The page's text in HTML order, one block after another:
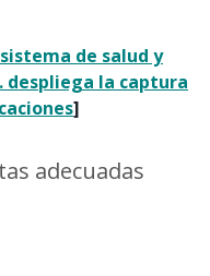
de salud y
despliega la captura
]
adecuadas